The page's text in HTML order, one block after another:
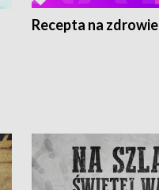
Recepta na zdrowie